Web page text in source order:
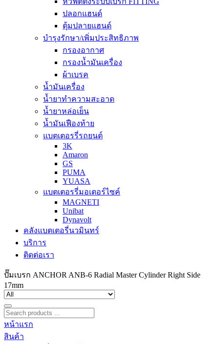
ปลอกแฮนด์
ตุ้มปลายแฮนด์
บำรุงรักษา/เพิ่มประสิทธิภาพ
กรองอากาศ
กรองน้ำมันเครื่อง
ผ้าเบรค
น้ำมันเครื่อง
น้ำยาทำความสะอาด
น้ำยาหล่อเย็น
น้ำมันเฟืองท้าย
แบตเตอรรี่รถยนต์
3K
Amaron
GS
PUMA
YUASA
แบตเตอรรี่มอเตอร์ไซค์
MAGNETI
Unibat
Dynavolt
คลังแบตเตอรี่นวมินทร์
บริการ
ติดต่อเรา
ปั๊มเบรก ANCHOR ANB-6 Radial Master Cylinder Right Side
17mm
หน้าแรก
สินค้า